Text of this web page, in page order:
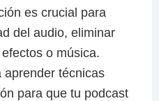
es crucial para
del audio, eliminar
o música.
aprender técnicas
para que tu podcast